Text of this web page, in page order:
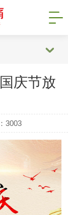
庆节放
3003